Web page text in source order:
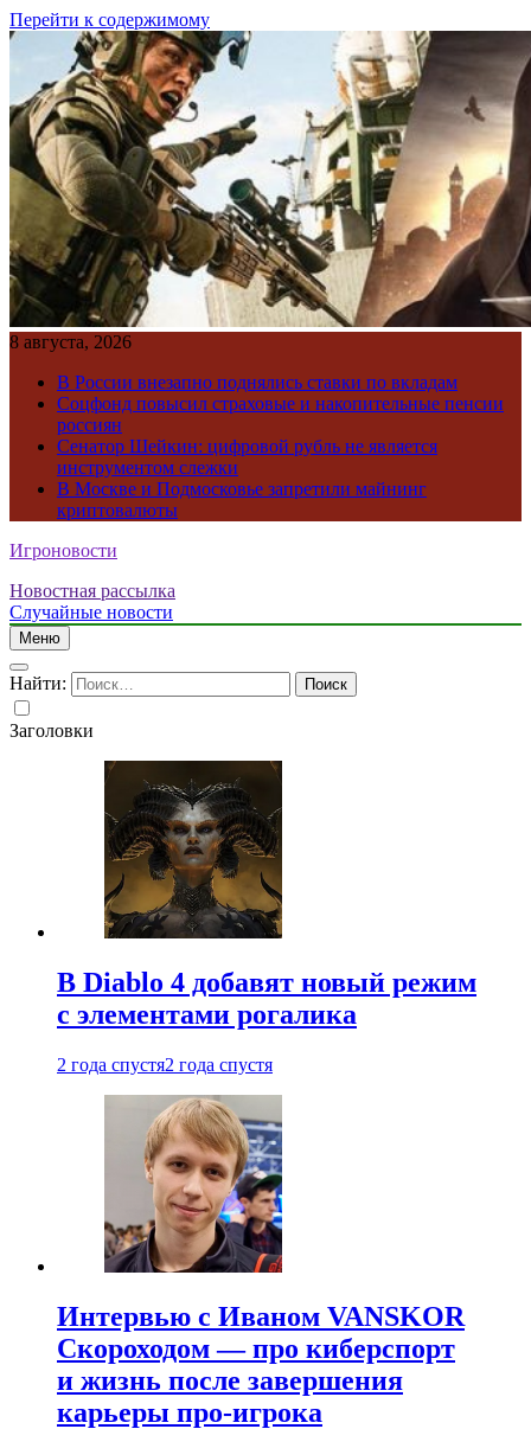
Перейти к содержимому
8 августа, 2026
В России внезапно поднялись ставки по вкладам
Соцфонд повысил страховые и накопительные пенсии
россиян
Сенатор Шейкин: цифровой рубль не является
инструментом слежки
В Москве и Подмосковье запретили майнинг
криптовалюты
Игроновости
Новостная рассылка
Случайные новости
Меню
Найти:
Заголовки
В Diablo 4 добавят новый режим
с элементами рогалика
2 года спустя2 года спустя
Интервью с Иваном VANSKOR
Скороходом — про киберспорт
и жизнь после завершения
карьеры про-игрока